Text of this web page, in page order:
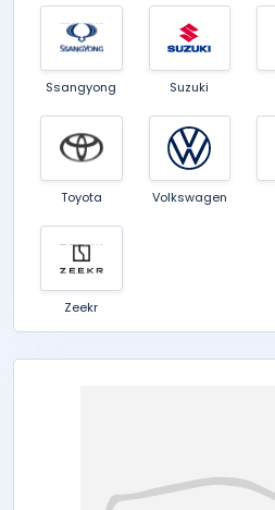
Ssangyong Suzuki
Toyota Volkswagen
Zeekr